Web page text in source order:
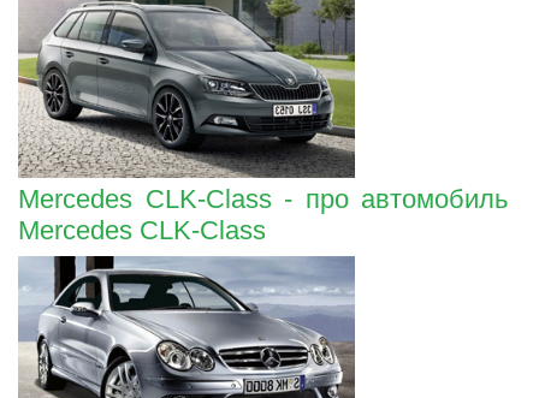
Mercedes CLK-Class - про автомобиль
Mercedes CLK-Class